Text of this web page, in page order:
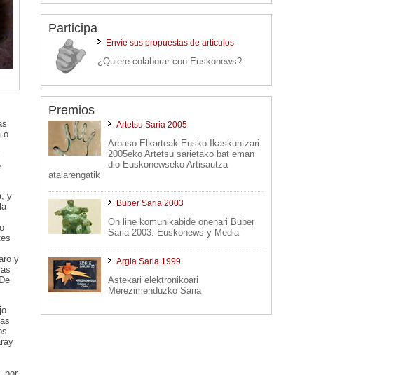
Participa
Envíe sus propuestas de artículos
¿Quiere colaborar con Euskonews?
Premios
Artetsu Saria 2005
Arbaso Elkarteak Eusko Ikaskuntzari
2005eko Artetsu sarietako bat eman
dio Euskonewseko Artisautza
atalarengatik
Buber Saria 2003
On line komunikabide onenari Buber
Saria 2003. Euskonews y Media
Argia Saria 1999
Astekari elektronikoari
Merezimenduzko Saria
o
y
y